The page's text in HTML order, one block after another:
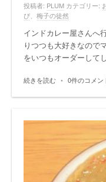
投稿者: PLUM カテゴリー:
ぴ、 梅子の徒然
インドカレー屋さんへ
りつつも大好きなので
をいつもオーダーしてし
続きを読む • 0件のコメン